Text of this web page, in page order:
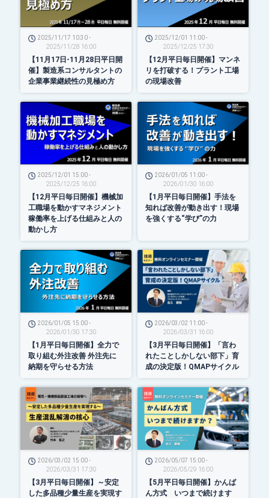
2025/11/17 10:30 -
2025/11/28 16:00
【11月17日-11月28日平日開
催】製造系コンサルタントの
企業事業継続性の見極め方
2025/12/01 11:00 -
2025/12/25 17:30
【12月平日毎日開催】マンネ
リを打破する！プラント工場
の現場改善
2025/12/01 15:00 -
2025/12/25 16:00
【12月平日毎日開催】機械加
工職場を動かすマネジメント
稼働率を上げる仕組みと人の
動かし方
2026/01/05 11:00 -
2026/01/30 16:00
【1月平日毎日開催】手法を
知れば改善が動き出す！現場
を強くする“学び”の力
2026/01/05 15:00 -
2026/01/30 17:30
【1月平日毎日開催】全力で
取り組む外注改善 外注先に
納期を守らせる方法
2026/03/02 11:00 -
2026/03/31 16:00
【3月平日毎日開催】「言わ
れたことしかしない部下」育
成の決定版！QMAPサイクル
2026/03/02 15:00 -
2026/03/31 17:30
【3月平日毎日開催】～安定
した多品種少量生産を実現す
2026/05/07 15:00 -
2026/05/29 16:00
【5月平日毎日開催】かんば
ん方式 いつまで続けます